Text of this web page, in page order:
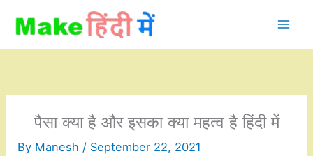
content
पैसा क्या है और इसका क्या महत्व है हिंदी में
By Manesh / September 22, 2021